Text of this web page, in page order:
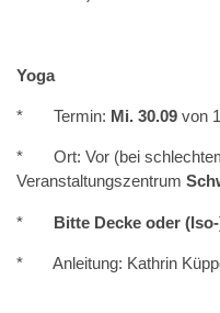
Yoga
* Termin: Mi. 30.09 von
* Ort: Vor (bei
Veranstaltungszentrum
* Bitte Decke oder
* Anleitung: Kathrin